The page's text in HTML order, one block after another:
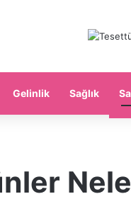
Gelinlik Sağlık